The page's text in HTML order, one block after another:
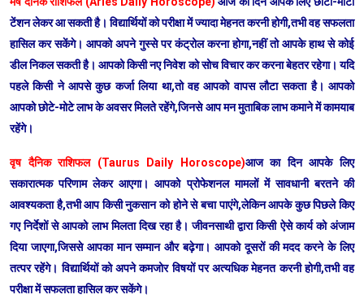
टेंशन लेकर आ सकती है। विद्यार्थियों को परीक्षा में ज्यादा मेहनत करनी होगी,तभी वह सफलता
हासिल कर सकेंगे। आपको अपने गुस्से पर कंट्रोल करना होगा,नहीं तो आपके हाथ से कोई
डील निकल सकती है। आपको किसी नए निवेश को सोच विचार कर करना बेहतर रहेगा। यदि
पहले किसी ने आपसे कुछ कर्जा लिया था,तो वह आपको वापस लौटा सकता है। आपको
आपको छोटे-मोटे लाभ के अवसर मिलते रहेंगे,जिनसे आप मन मुताबिक लाभ कमाने में कामयाब
रहेंगे।
वृष दैनिक राशिफल (Taurus Daily Horoscope)आज का दिन आपके लिए
सकारात्मक परिणाम लेकर आएगा। आपको प्रोफेशनल मामलों में सावधानी बरतने की
आवश्यकता है,तभी आप किसी नुकसान को होने से बचा पाएंगे,लेकिन आपके कुछ पिछले किए
गए निर्देशों से आपको लाभ मिलता दिख रहा है। जीवनसाथी द्वारा किसी ऐसे कार्य को अंजाम
दिया जाएगा,जिससे आपका मान सम्मान और बढ़ेगा। आपको दूसरों की मदद करने के लिए
तत्पर रहेंगे। विद्यार्थियों को अपने कमजोर विषयों पर अत्यधिक मेहनत करनी होगी,तभी वह
परीक्षा में सफलता हासिल कर सकेंगे।